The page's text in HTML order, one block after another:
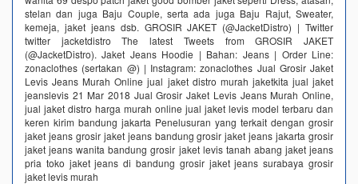
stelan dan juga Baju Couple, serta ada juga Baju Rajut, Sweater,
kemeja, jaket jeans dsb. GROSIR JAKET (@JacketDistro) | Twitter
twitter jacketdistro The latest Tweets from GROSIR JAKET
(@JacketDistro). Jaket Jeans Hoodie | Bahan: Jeans | Order Line:
zonaclothes (sertakan @) | Instagram: zonaclothes Jual Grosir Jaket
Levis Jeans Murah Online jual jaket distro murah jaketkita jual jaket
jeanslevis 21 Mar 2018 Jual Grosir Jaket Levis Jeans Murah Online,
jual jaket distro harga murah online jual jaket levis model terbaru dan
keren kirim bandung jakarta Penelusuran yang terkait dengan grosir
jaket jeans grosir jaket jeans bandung grosir jaket jeans jakarta grosir
jaket jeans wanita bandung grosir jaket levis tanah abang jaket jeans
pria toko jaket jeans di bandung grosir jaket jeans surabaya grosir
jaket levis murah